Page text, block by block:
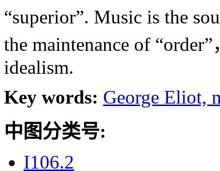
“superior”. Music is the
the maintenance of
idealism.
Key words: George Eliot,
中图分类号:
I106.2